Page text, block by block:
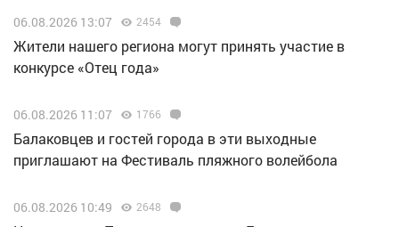
06.08.2026 13:07 2454
Жители нашего региона могут принять участие в
конкурсе «Отец года»
06.08.2026 11:07 1766
Балаковцев и гостей города в эти выходные
приглашают на Фестиваль пляжного волейбола
06.08.2026 10:49 2648